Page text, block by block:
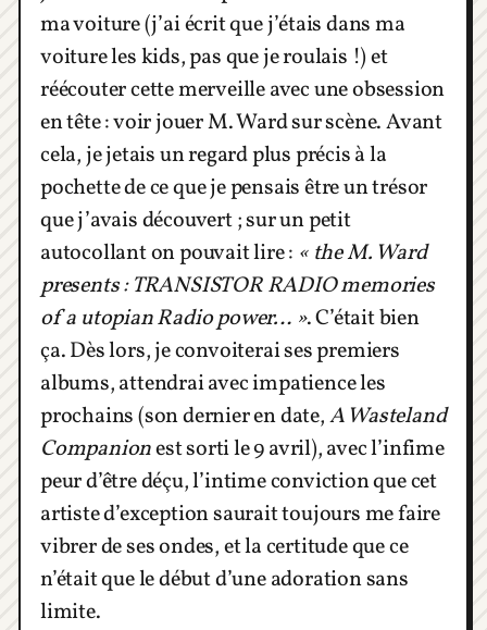
ma voiture (j’ai écrit que j’étais dans ma
voiture les kids, pas que je roulais !) et
réécouter cette merveille avec une obsession
en tête : voir jouer M. Ward sur scène. Avant
cela, je jetais un regard plus précis à la
pochette de ce que je pensais être un trésor
que j’avais découvert ; sur un petit
autocollant on pouvait lire : « the M. Ward
presents : TRANSISTOR RADIO memories
of a utopian Radio power… ». C’était bien
ça. Dès lors, je convoiterai ses premiers
albums, attendrai avec impatience les
prochains (son dernier en date,A Wasteland
Companionest sorti le 9 avril), avec l’infime
peur d’être déçu, l’intime conviction que cet
artiste d’exception saurait toujours me faire
vibrer de ses ondes, et la certitude que ce
n’était que le début d’une adoration sans
limite.